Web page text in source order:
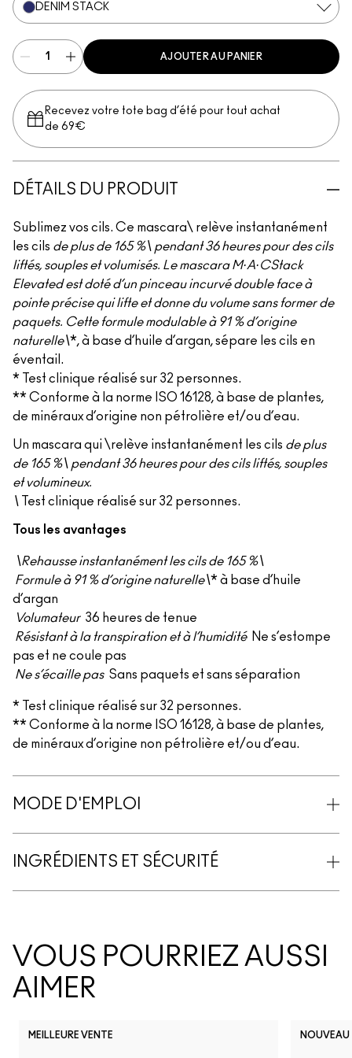
DENIM STACK
AJOUTER AU PANIER
Recevez votre tote bag d’été pour tout achat
de 69€
DÉTAILS DU PRODUIT
Sublimez vos cils. Ce mascara\ relève instantanément
les cils de plus de 165 %\ pendant 36 heures pour des cils
liftés, souples et volumisés. Le mascara M·A·CStack
Elevated est doté d’un pinceau incurvé double face à
pointe précise qui lifte et donne du volume sans former de
paquets. Cette formule modulable à 91 % d’origine
naturelle\*, à base d’huile d’argan, sépare les cils en
éventail.
* Test clinique réalisé sur 32 personnes.
** Conforme à la norme ISO 16128, à base de plantes,
de minéraux d’origine non pétrolière et/ou d’eau.
Un mascara qui \relève instantanément les cils de plus
de 165 %\ pendant 36 heures pour des cils liftés, souples
et volumineux.
\ Test clinique réalisé sur 32 personnes.
Tous les avantages
\Rehausse instantanément les cils de 165 %\
Formule à 91 % d’origine naturelle\* à base d’huile
d’argan
Volumateur 36 heures de tenue
Résistant à la transpiration et à l’humidité Ne s’estompe
pas et ne coule pas
Ne s’écaille pas Sans paquets et sans séparation
* Test clinique réalisé sur 32 personnes.
** Conforme à la norme ISO 16128, à base de plantes,
de minéraux d’origine non pétrolière et/ou d’eau.
MODE D'EMPLOI
INGRÉDIENTS ET SÉCURITÉ
VOUS POURRIEZ AUSSI
AIMER
MEILLEURE VENTE NOUVEAU